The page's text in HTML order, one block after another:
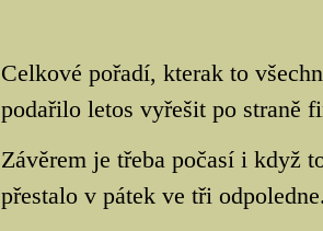
Celkové pořadí, kterak to
podařilo letos vyřešit po straně
Závěrem je třeba počasí i když
přestalo v pátek ve tři